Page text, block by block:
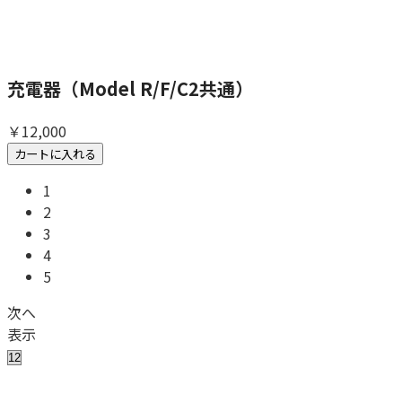
充電器（Model R/F/C2共通）
￥12,000
カートに入れる
1
2
3
4
5
次へ
表示